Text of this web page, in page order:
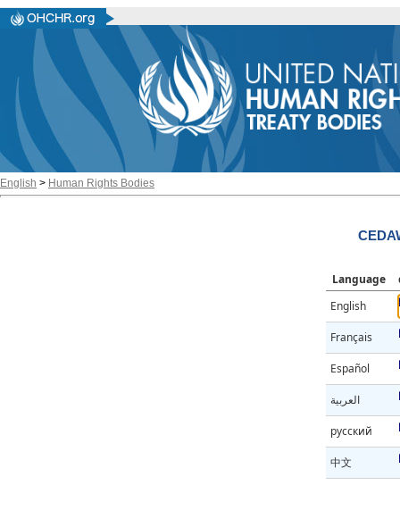
English > Human Rights Bodies
Language
English
Français
Español
العربية
русский
中文